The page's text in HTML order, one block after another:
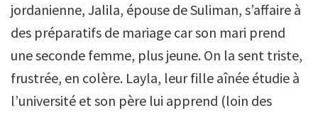
jordanienne, Jalila, épouse de Suliman, s’affaire à
des préparatifs de mariage car son mari prend
une seconde femme, plus jeune. On la sent triste,
frustrée, en colère. Layla, leur fille aînée étudie à
l’université et son père lui apprend (loin des